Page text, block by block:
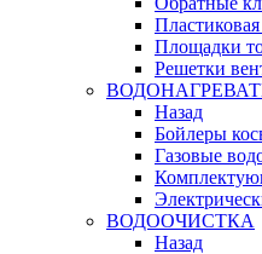
Площадки
Решетки
Назад
Бойлеры
Газовые
ВОДООЧИСТКА
Назад